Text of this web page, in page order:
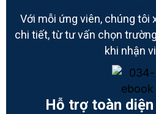
Với mỗi ứng viên, chúng tôi
chi tiết, từ tư vấn chọn
khi nhận
Hỗ trợ toàn